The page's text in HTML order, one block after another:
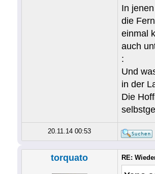
In
die
einmal
auch
:
Und
in der
Die
20.11.14 00:53
torquato RE: